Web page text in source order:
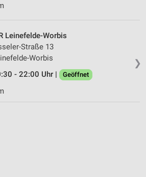
❯
Leinefelde-Worbis
Straße 13
Worbis
- 22:00 Uhr |
Geöffnet